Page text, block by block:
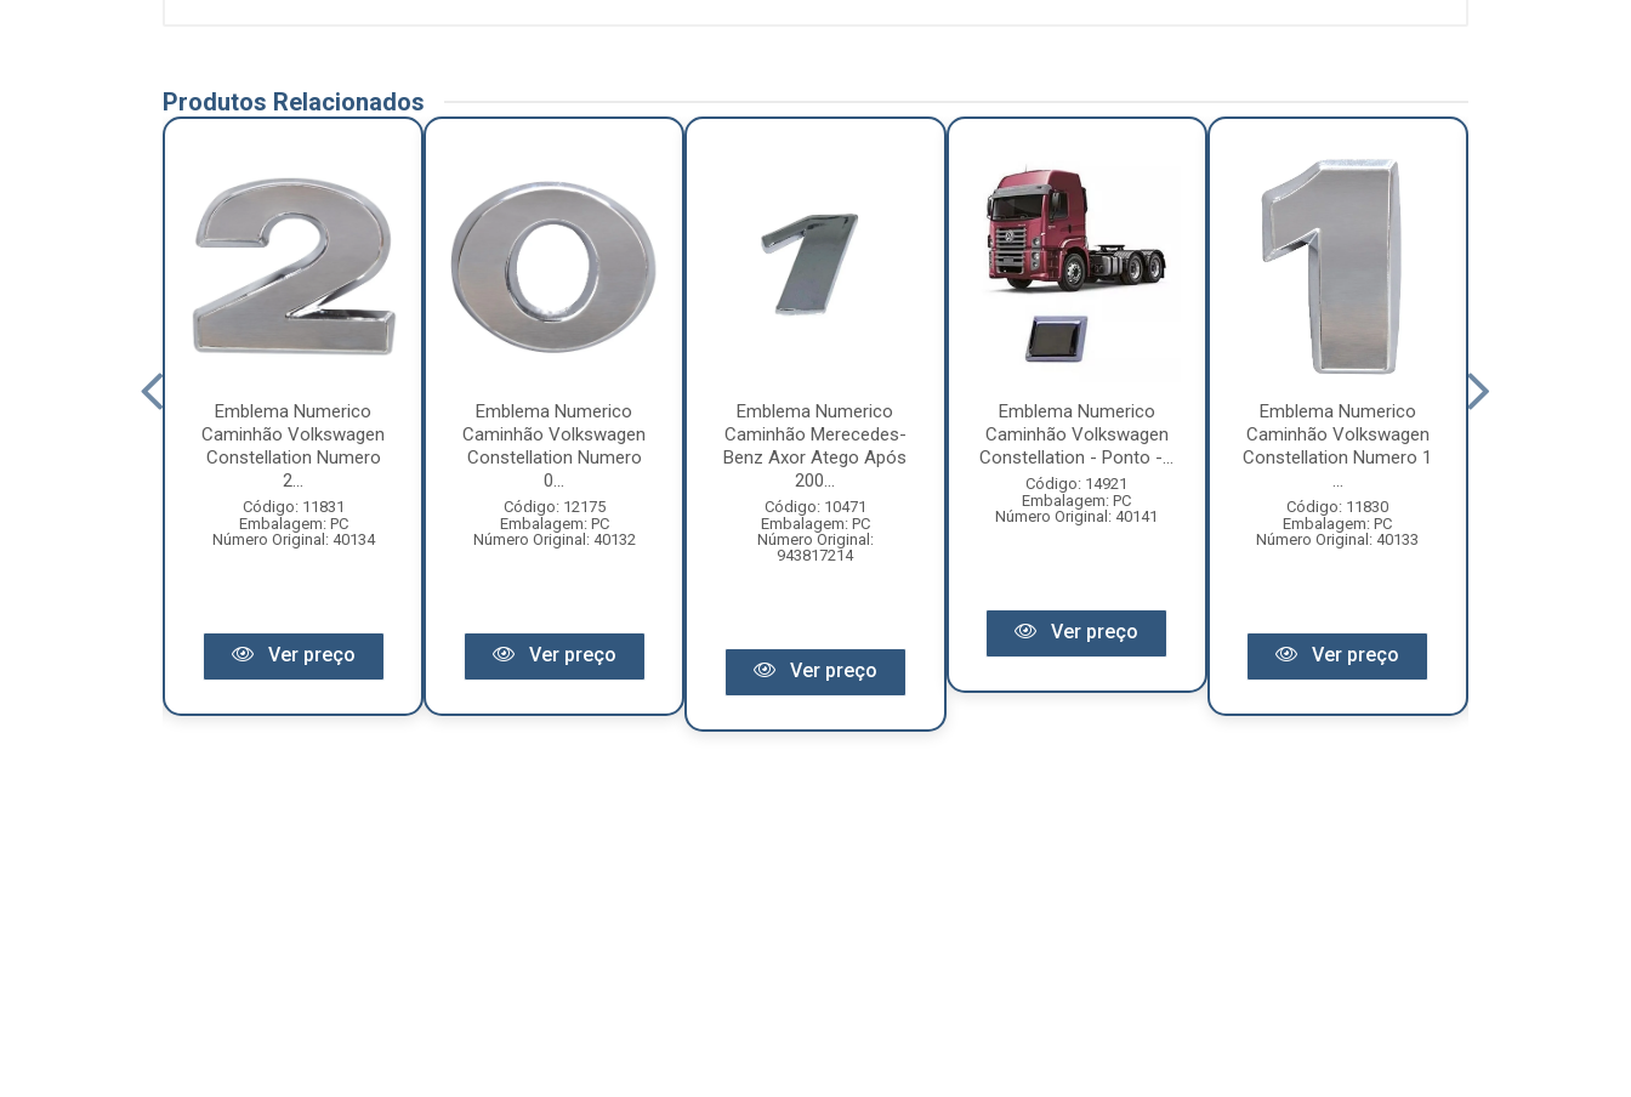
Produtos Relacionados
Emblema Numerico
Caminhão Volkswagen
Constellation Numero
2...
Código: 11831
Embalagem: PC
Número Original: 40134
Ver preço
Emblema Numerico
Caminhão Volkswagen
Constellation Numero
0...
Código: 12175
Embalagem: PC
Número Original: 40132
Ver preço
Emblema Numerico
Caminhão Merecedes-
Benz Axor Atego Após
200...
Código: 10471
Embalagem: PC
Número Original:
943817214
Ver preço
Emblema Numerico
Caminhão Volkswagen
Constellation - Ponto -...
Código: 14921
Embalagem: PC
Número Original: 40141
Ver preço
Emblema Numerico
Caminhão Volkswagen
Constellation Numero 1
...
Código: 11830
Embalagem: PC
Número Original: 40133
Ver preço